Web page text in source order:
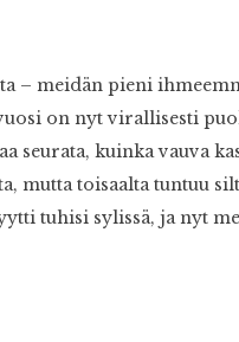
– meidän pieni
on nyt virallisesti
seurata, kuinka vauva
mutta toisaalta tuntuu
tuhisi sylissä, ja nyt